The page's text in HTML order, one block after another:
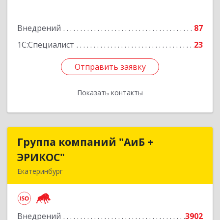
Внедрений
87
1С:Специалист
23
Отправить заявку
Показать контакты
Отправить заявку
Назад
Группа компаний "АиБ +
ЭРИКОС"
Екатеринбург
Внедрений
3902
Группа компаний "АиБ +
Подробнее